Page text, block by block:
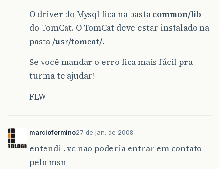
O driver do Mysql fica na pasta common/lib
do TomCat. O TomCat deve estar instalado na
pasta /usr/tomcat/.
Se você mandar o erro fica mais fácil pra
turma te ajudar!
FLW
marciofermino27 de jan. de 2008
entendi . vc nao poderia entrar em contato
pelo msn